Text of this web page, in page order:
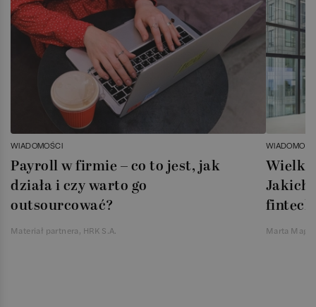
WIADOMOŚCI
Payroll w firmie – co to jest, jak
działa i czy warto go
outsourcować?
Materiał partnera, HRK S.A.
Jakich
Marta